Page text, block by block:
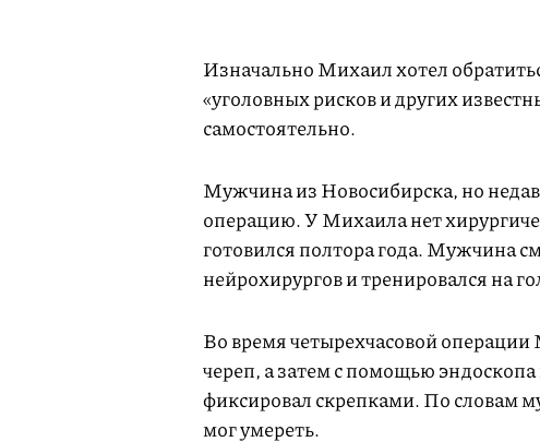
Изначально Михаил хотел
«уголовных рисков и других
самостоятельно.
Мужчина из Новосибирска, но
операцию. У Михаила нет
готовился полтора года. Мужчина
нейрохирургов и тренировался на
Во время четырехчасовой
череп, а затем с помощью
фиксировал скрепками. По словам
мог умереть.